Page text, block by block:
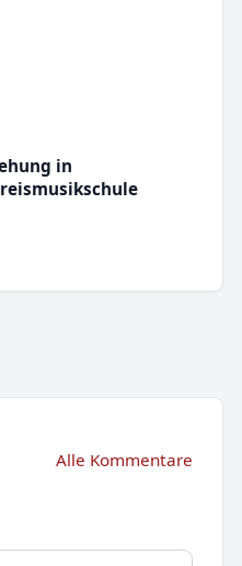
in
Alle Kommentare